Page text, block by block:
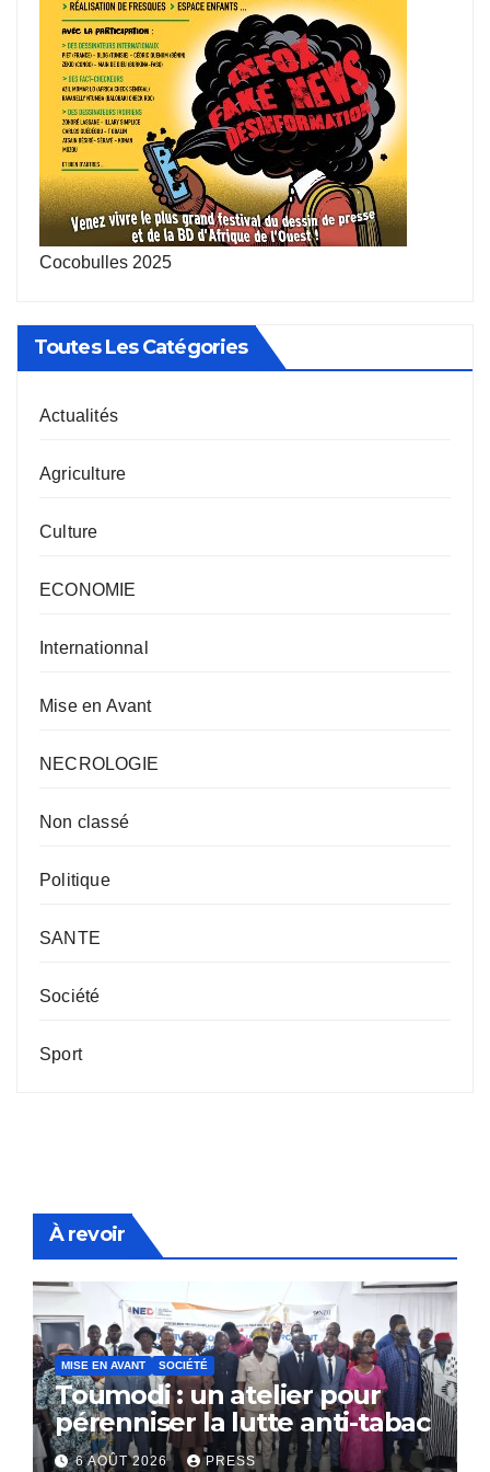
Cocobulles 2025
Toutes Les Catégories
Actualités
Agriculture
Culture
ECONOMIE
Internationnal
Mise en Avant
NECROLOGIE
Non classé
Politique
SANTE
Société
Sport
À revoir
MISE EN AVANT SOCIÉTÉ
Toumodi : un atelier pour
pérenniser la lutte anti-tabac
6 AOÛT 2026 PRESS